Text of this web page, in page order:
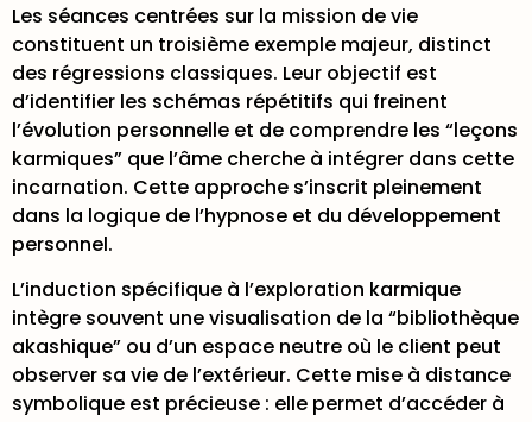
Les séances centrées sur la mission de vie
constituent un troisième exemple majeur, distinct
des régressions classiques. Leur objectif est
d’identifier les schémas répétitifs qui freinent
l’évolution personnelle et de comprendre les “leçons
karmiques” que l’âme cherche à intégrer dans cette
incarnation. Cette approche s’inscrit pleinement
dans la logique de l’hypnose et du développement
personnel.
L’induction spécifique à l’exploration karmique
intègre souvent une visualisation de la “bibliothèque
akashique” ou d’un espace neutre où le client peut
observer sa vie de l’extérieur. Cette mise à distance
symbolique est précieuse : elle permet d’accéder à